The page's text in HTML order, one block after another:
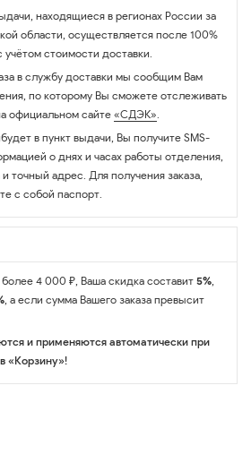
находящиеся в регионах России за
области, осуществляется после 100%
учётом стоимости доставки.
в службу доставки мы сообщим Вам
по которому Вы сможете отслеживать
официальном сайте «СДЭК».
в пункт выдачи, Вы получите SMS-
о днях и часах работы отделения,
точный адрес. Для получения заказа,
с собой паспорт.
4 000 ₽, Ваша скидка составит 5%,
, а если сумма Вашего заказа превысит
и применяются автоматически при
«Корзину»!